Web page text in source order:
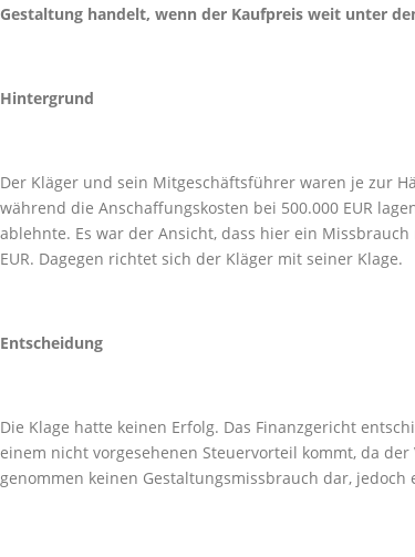
Gestaltung handelt, wenn der Kaufpreis weit unter
Hintergrund
Der Kläger und sein Mitgeschäftsführer waren je zur
während die Anschaffungskosten bei 500.000 EUR
ablehnte. Es war der Ansicht, dass hier ein
EUR. Dagegen richtet sich der Kläger mit seiner Klage.
Entscheidung
Die Klage hatte keinen Erfolg. Das Finanzgericht
einem nicht vorgesehenen Steuervorteil kommt, da
genommen keinen Gestaltungsmissbrauch dar,